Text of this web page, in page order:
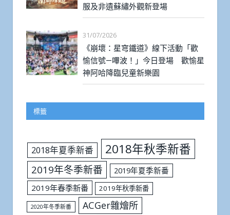
服及非遺蘇繡外觀新登場
31/07/2026
《崩壞：星穹鐵道》線下活動「歡
愉信號—嗶波！」今日登場 歡愉星
神阿哈降臨兒童新樂園
標籤
2018年夏季新番 2018年秋季新番
2019年冬季新番
2019年夏季新番
2019年春季新番
2019年秋季新番
2020年冬季新番 ACGer雜燴所